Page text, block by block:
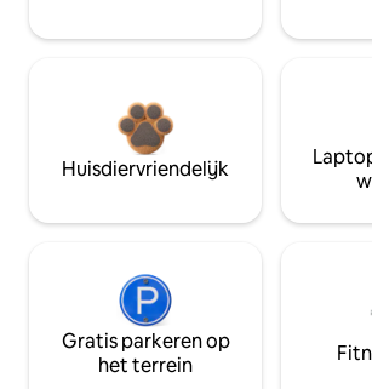
Huisdiervriendelijk
Gratis parkeren op
het terrein